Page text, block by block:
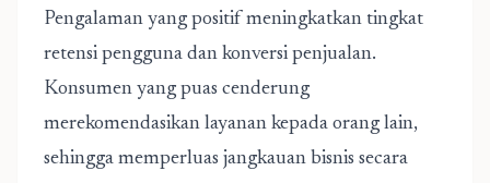
Pengalaman yang positif meningkatkan tingkat
retensi pengguna dan konversi penjualan.
Konsumen yang puas cenderung
merekomendasikan layanan kepada orang lain,
sehingga memperluas jangkauan bisnis secara